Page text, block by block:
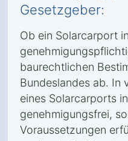
Gesetzgeber:
Ob ein Solarcarport
baurechtlichen
Bundeslandes ab. In
eines Solarcarports
genehmigungsfrei,
Voraussetzungen